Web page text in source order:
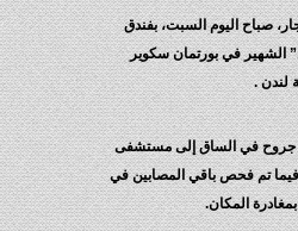
صباح اليوم السبت، بفندق
في بورتمان سكوير
لندن .
جروح في الساق إلى مستشفى
فيما تم فحص باقي المصابين في
المكان.